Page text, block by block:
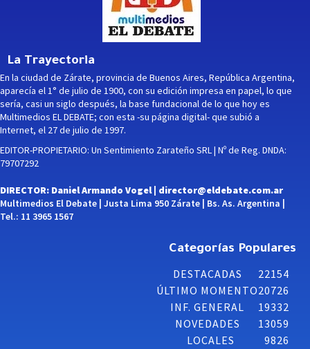
La Trayectoria
En la ciudad de Zárate, provincia de Buenos Aires, República Argentina,
aparecía el 1° de julio de 1900, con su edición impresa en papel, lo que
sería, casi un siglo después, la base fundacional de lo que hoy es
Multimedios EL DEBATE; con esta -su página digital- que subió a
Internet, el 27 de julio de 1997.
EDITOR-PROPIETARIO: Un Sentimiento Zarateño SRL | Nº de Reg. DNDA:
79707292
DIRECTOR: Daniel Armando Vogel | director@eldebate.com.ar
Multimedios El Debate | Justa Lima 950 Zárate | Bs. As. Argentina |
Tel.: 11 3965 1567
Categorías Populares
DESTACADAS
22154
ÚLTIMO MOMENTO20726
INF. GENERAL
19332
NOVEDADES
13059
LOCALES
9826